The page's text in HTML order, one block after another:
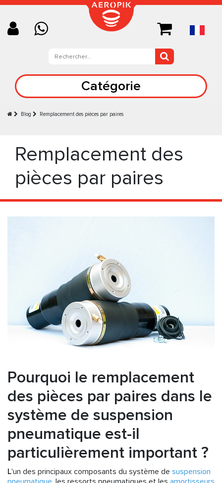
Catégorie
Blog Remplacement des pièces par paires
Remplacement des
pièces par paires
Pourquoi le remplacement
des pièces par paires dans le
système de suspension
pneumatique est-il
particulièrement important ?
L'un des principaux composants du système de suspension